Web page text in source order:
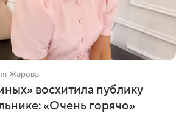
Жарова
восхитила публику
«Очень горячо»